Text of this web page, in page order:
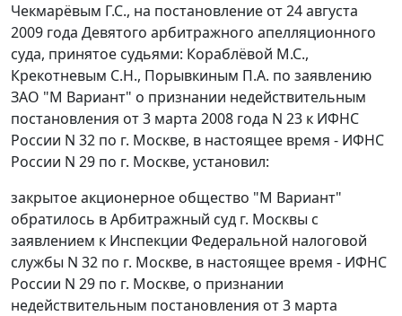
Чекмарёвым Г.С., на постановление от 24 августа
2009 года Девятого арбитражного апелляционного
суда, принятое судьями: Кораблёвой М.С.,
Крекотневым С.Н., Порывкиным П.А. по заявлению
ЗАО "М Вариант" о признании недействительным
постановления от 3 марта 2008 года N 23 к ИФНС
России N 32 по г. Москве, в настоящее время - ИФНС
России N 29 по г. Москве, установил:
закрытое акционерное общество "М Вариант"
обратилось в Арбитражный суд г. Москвы с
заявлением к Инспекции Федеральной налоговой
службы N 32 по г. Москве, в настоящее время - ИФНС
России N 29 по г. Москве, о признании
недействительным постановления от 3 марта